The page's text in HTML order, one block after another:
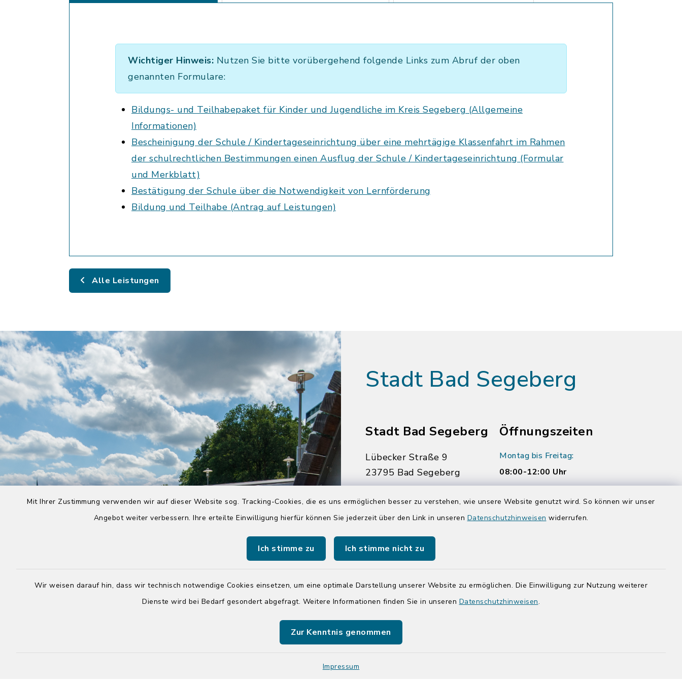
Mit Ihrer Zustimmung verwenden wir auf dieser Website sog. Tracking-Cookies, die es uns ermöglichen besser zu verstehen, wie unsere Website genutzt wird. So können wir unser
Angebot weiter verbessern. Ihre erteilte Einwilligung hierfür können Sie jederzeit über den Link in unseren Datenschutzhinweisen widerrufen.
Ich stimme zu Ich stimme nicht zu
Wir weisen darauf hin, dass wir technisch notwendige Cookies einsetzen, um eine optimale Darstellung unserer Website zu ermöglichen. Die Einwilligung zur Nutzung weiterer
Dienste wird bei Bedarf gesondert abgefragt. Weitere Informationen finden Sie in unseren Datenschutzhinweisen.
Zur Kenntnis genommen
Impressum
Wichtiger Hinweis: Nutzen Sie bitte vorübergehend folgende Links zum Abruf der oben
genannten Formulare:
Bildungs- und Teilhabepaket für Kinder und Jugendliche im Kreis Segeberg (Allgemeine
Informationen)
Bescheinigung der Schule / Kindertageseinrichtung über eine mehrtägige Klassenfahrt im Rahmen
der schulrechtlichen Bestimmungen einen Ausflug der Schule / Kindertageseinrichtung (Formular
und Merkblatt)
Bestätigung der Schule über die Notwendigkeit von Lernförderung
Bildung und Teilhabe (Antrag auf Leistungen)
Alle Leistungen
Stadt Bad Segeberg
Stadt Bad Segeberg
Lübecker Straße 9
23795 Bad Segeberg
youtube
Öffnungszeiten
Montag bis Freitag:
08:00-12:00 Uhr
Donnerstag zusätzlich:
14:00-17:00 Uhr
Quicklinks
Kreis Segeberg
Tourist-Info der Stadt Bad
Segeberg